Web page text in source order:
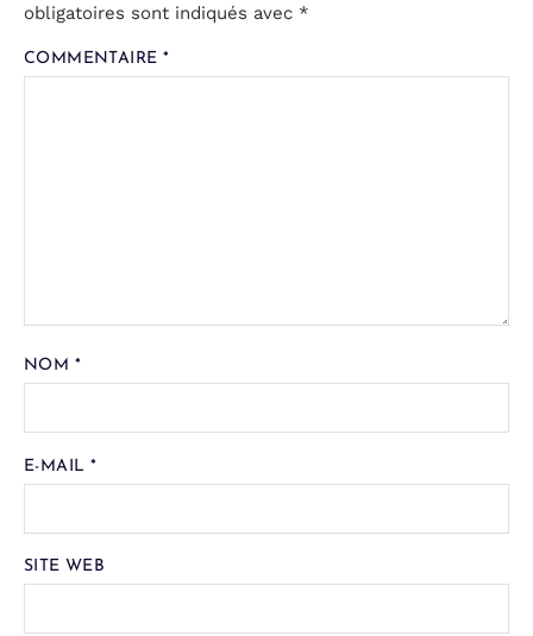
obligatoires sont indiqués avec *
COMMENTAIRE *
NOM *
E-MAIL *
SITE WEB